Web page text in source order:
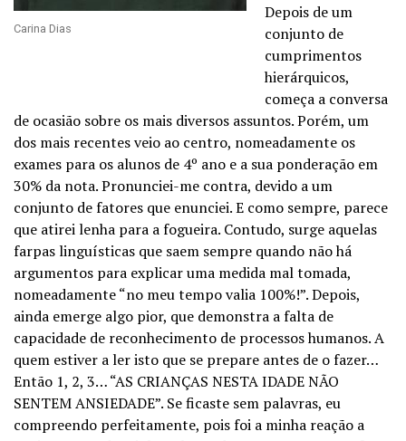
Carina Dias
Depois de um
conjunto de
cumprimentos
hierárquicos,
começa a conversa
de ocasião sobre os mais diversos assuntos. Porém, um
dos mais recentes veio ao centro, nomeadamente os
exames para os alunos de 4º ano e a sua ponderação em
30% da nota. Pronunciei-me contra, devido a um
conjunto de fatores que enunciei. E como sempre, parece
que atirei lenha para a fogueira. Contudo, surge aquelas
farpas linguísticas que saem sempre quando não há
argumentos para explicar uma medida mal tomada,
nomeadamente “no meu tempo valia 100%!”. Depois,
ainda emerge algo pior, que demonstra a falta de
capacidade de reconhecimento de processos humanos. A
quem estiver a ler isto que se prepare antes de o fazer…
Então 1, 2, 3… “AS CRIANÇAS NESTA IDADE NÃO
SENTEM ANSIEDADE”. Se ficaste sem palavras, eu
compreendo perfeitamente, pois foi a minha reação a